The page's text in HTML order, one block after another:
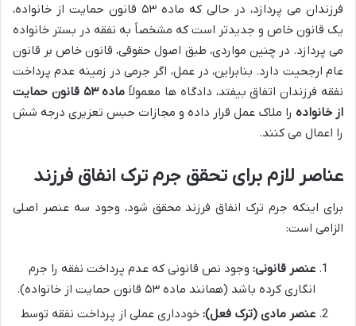
فرزندان می پردازد، در حالی که ماده ۵۳ قانون حمایت از خانواده،
یک قانون خاص و جدیدتر است که مشخصاً به نفقه در بستر خانواده
می پردازد. در چنین مواردی، طبق اصول حقوقی، قانون خاص بر قانون
عام ارجحیت دارد. بنابراین، در عمل، اگر جرمی در زمینه عدم پرداخت
نفقه فرزندان اتفاق بیفتد، دادگاه ها معمولاً
ماده ۵۳ قانون حمایت
از خانواده را ملاک عمل قرار داده و مجازات حبس تعزیری درجه شش
را اعمال می کنند.
عناصر لازم برای تحقق جرم ترک انفاق فرزند
برای اینکه جرم ترک انفاق فرزند محقق شود، وجود سه عنصر اصلی
الزامی است:
عنصر قانونی: وجود نص قانونی که عدم پرداخت نفقه را جرم
انگاری کرده باشد (همانند ماده ۵۳ قانون حمایت از خانواده).
عنصر مادی (ترک فعل): خودداری عملی از پرداخت نفقه توسط